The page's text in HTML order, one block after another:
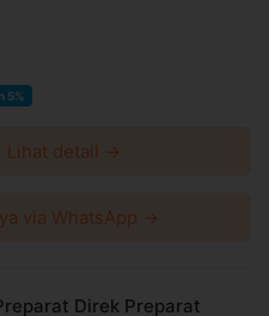
5%
Lihat detail →
via WhatsApp →
Direk Preparat